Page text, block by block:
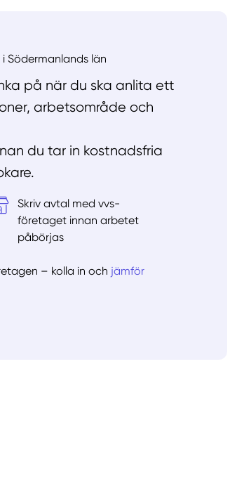
Södermanlands län
på när du ska anlita ett
arbetsområde och
du tar in kostnadsfria
Skriv avtal med vvs-
företaget innan arbetet
påbörjas
– kolla in och jämför